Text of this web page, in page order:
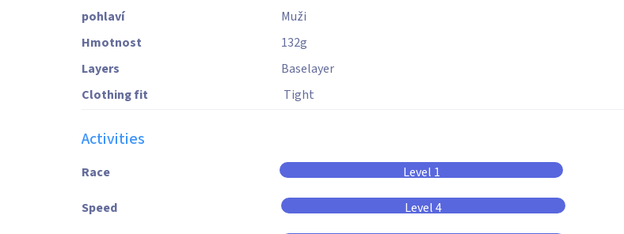
pohlaví
Muži
Hmotnost
132g
Layers
Baselayer
Clothing fit
Tight
Activities
Race Level 1
Speed Level 4